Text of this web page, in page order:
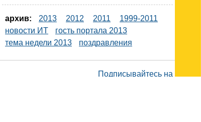
архив: 2013 2012 2011
1999-2011
новости ИТ
гость портала 2013
тема недели 2013
поздравления
Подписывайтесь на наш